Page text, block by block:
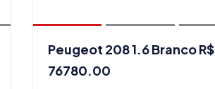
Peugeot 208 1.6 Branco R$
76780.00